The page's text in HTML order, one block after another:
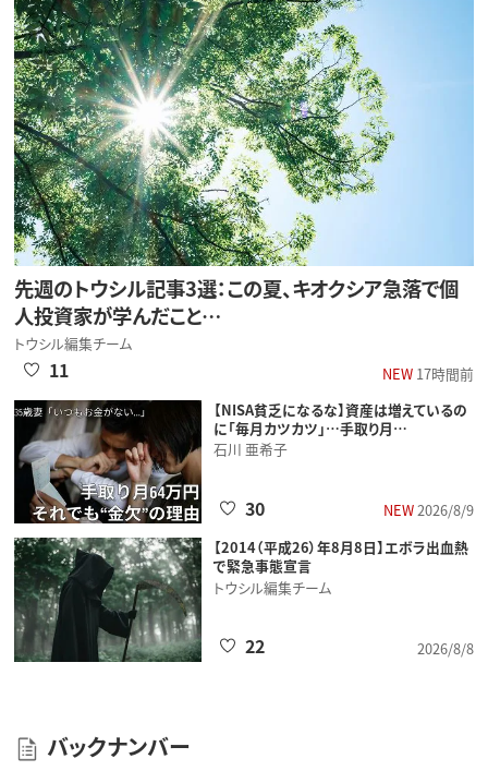
先週のトウシル記事3選：この夏、キオクシア急落で個
人投資家が学んだこと…
トウシル編集チーム
NEW17時間前
11
【NISA貧乏になるな】資産は増えているの
に「毎月カツカツ」…手取り月…
石川 亜希子
NEW2026/8/9
30
【2014（平成26）年8月8日】エボラ出血熱
で緊急事態宣言
トウシル編集チーム
2026/8/8
22
バックナンバー